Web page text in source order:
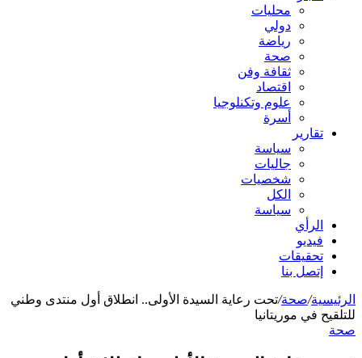
محليات
دولي
رياضة
صحة
ثقافة وفن
اقتصاد
علوم وتكنلوجيا
أسرة
تقارير
سياسة
جاليات
شخصيات
الكل
سياسة
الرأي
فيديو
تحقيقات
إتصل بنا
الرئيسية/صحة/تحت رعاية السيدة الأولى.. انطلاق أول منتدى وطني
للتلقيح في موريتانيا
صحة